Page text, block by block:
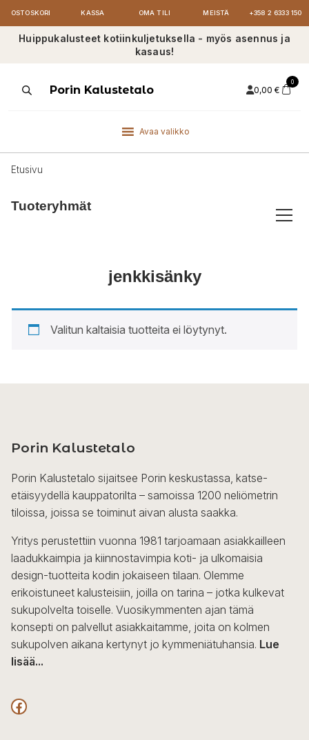
OSTOSKORI KASSA OMA TILI MEISTÄ +358 2 6333 150
Huippukalusteet kotiinkuljetuksella - myös asennus ja
kasaus!
ProductsPorin Kalustetalo 0,00 €
0
Avaa valikko
Etusivu
Tuoteryhmät
jenkkisänky
Valitun kaltaisia tuotteita ei löytynyt.
Porin Kalustetalo
Porin Kalustetalo sijaitsee Porin keskustassa, katse-
etäisyydellä kauppatorilta – samoissa 1200 neliömetrin
tiloissa, joissa se toiminut aivan alusta saakka.
Yritys perustettiin vuonna 1981 tarjoamaan asiakkailleen
laadukkaimpia ja kiinnostavimpia koti- ja ulkomaisia
design-tuotteita kodin jokaiseen tilaan. Olemme
erikoistuneet kalusteisiin, joilla on tarina – jotka kulkevat
sukupolvelta toiselle. Vuosikymmenten ajan tämä
konsepti on palvellut asiakkaitamme, joita on kolmen
sukupolven aikana kertynyt jo kymmeniätuhansia. Lue
lisää...
F